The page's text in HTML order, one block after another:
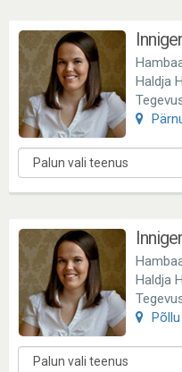
Haldja
Haldja